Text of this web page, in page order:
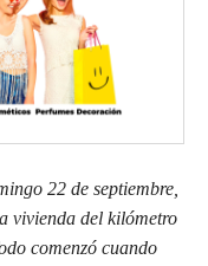
22 de septiembre,
vivienda del kilómetro
comenzó cuando